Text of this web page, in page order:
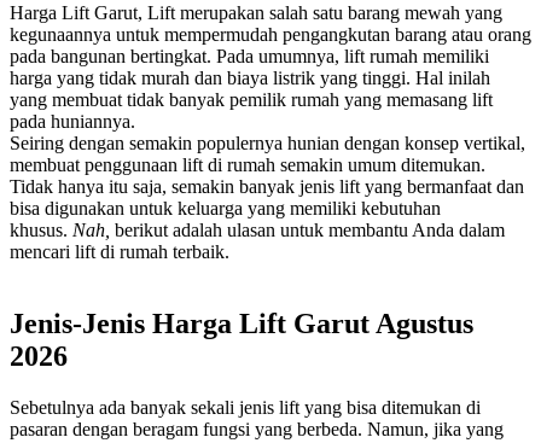
Harga Lift Garut, Lift merupakan salah satu barang mewah yang
kegunaannya untuk mempermudah pengangkutan barang atau orang
pada bangunan bertingkat. Pada umumnya, lift rumah memiliki
harga yang tidak murah dan biaya listrik yang tinggi. Hal inilah
yang membuat tidak banyak pemilik rumah yang memasang lift
pada huniannya.
Seiring dengan semakin populernya hunian dengan konsep vertikal,
membuat penggunaan lift di rumah semakin umum ditemukan.
Tidak hanya itu saja, semakin banyak jenis lift yang bermanfaat dan
bisa digunakan untuk keluarga yang memiliki kebutuhan
khusus. Nah, berikut adalah ulasan untuk membantu Anda dalam
mencari lift di rumah terbaik.
Jenis-Jenis Harga Lift Garut Agustus
2026
Sebetulnya ada banyak sekali jenis lift yang bisa ditemukan di
pasaran dengan beragam fungsi yang berbeda. Namun, jika yang